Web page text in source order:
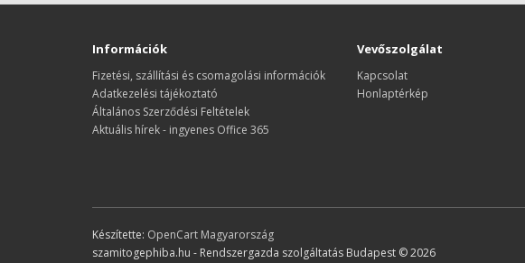
Információk
Fizetési, szállítási és csomagolási információk
Adatkezelési tájékoztató
Általános Szerződési Feltételek
Aktuális hírek - ingyenes Office 365
Vevőszolgálat
Kapcsolat
Honlaptérkép
Készítette: OpenCart Magyarország
szamitogephiba.hu - Rendszergazda szolgáltatás Budapest © 2026